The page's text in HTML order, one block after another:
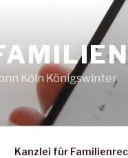
Köln Königswinter
Kanzlei für